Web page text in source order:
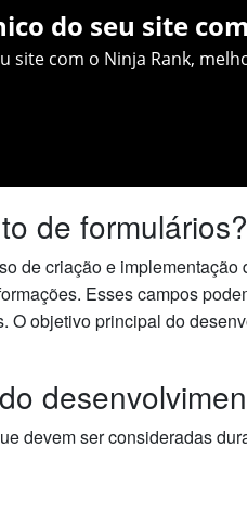
do seu site
com o Ninja Rank,
de formulários?
de criação e
Esses campos
O objetivo principal do
devem ser consideradas